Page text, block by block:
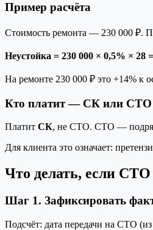
Пример расчёта
Стоимость ремонта — 230 000 ₽.
Неустойка = 230 000 × 0,5% × 28
На ремонте 230 000 ₽ это +14% к
Кто платит — СК или СТО
Платит СК, не СТО. СТО —
Для клиента это означает:
Что делать, если СТО
Шаг 1. Зафиксировать
Подсчёт: дата передачи на СТО